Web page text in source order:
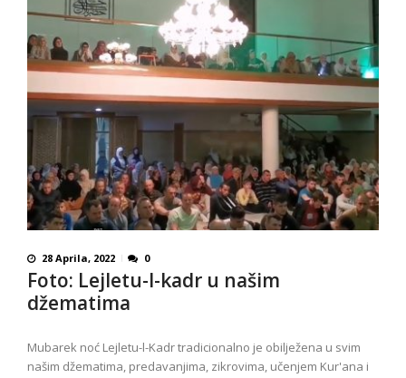
28 Aprila, 2022 0
Foto: Lejletu-l-kadr u našim
džematima
Mubarek noć Lejletu-l-Kadr tradicionalno je obilježena u svim
našim džematima, predavanjima, zikrovima, učenjem Kur'ana i